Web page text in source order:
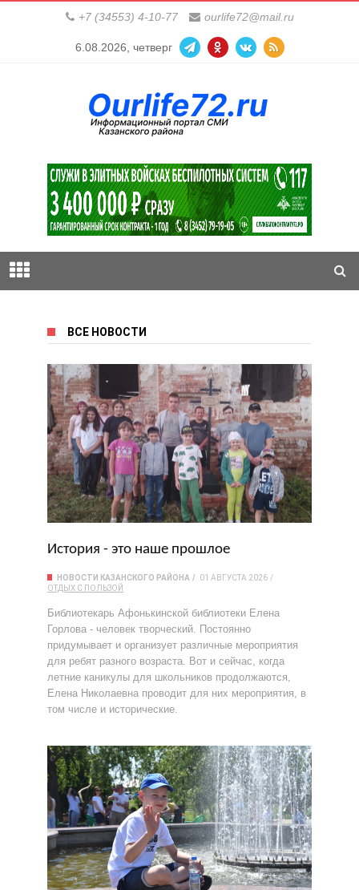
+7 (34553) 4-10-77 ourlife72@mail.ru
6.08.2026, четверг
ВСЕ НОВОСТИ
История - это наше прошлое
НОВОСТИ КАЗАНСКОГО РАЙОНА
01 АВГУСТА 2026
ОТДЫХ С ПОЛЬЗОЙ
Библиотекарь Афонькинской библиотеки Елена
Горлова - человек творческий. Постоянно
придумывает и организует различные мероприятия
для ребят разного возраста. Вот и сейчас, когда
летние каникулы для школьников продолжаются,
Елена Николаевна проводит для них мероприятия, в
том числе и исторические.